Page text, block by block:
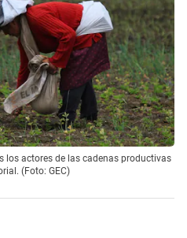
los actores de las cadenas productivas
(Foto: GEC)